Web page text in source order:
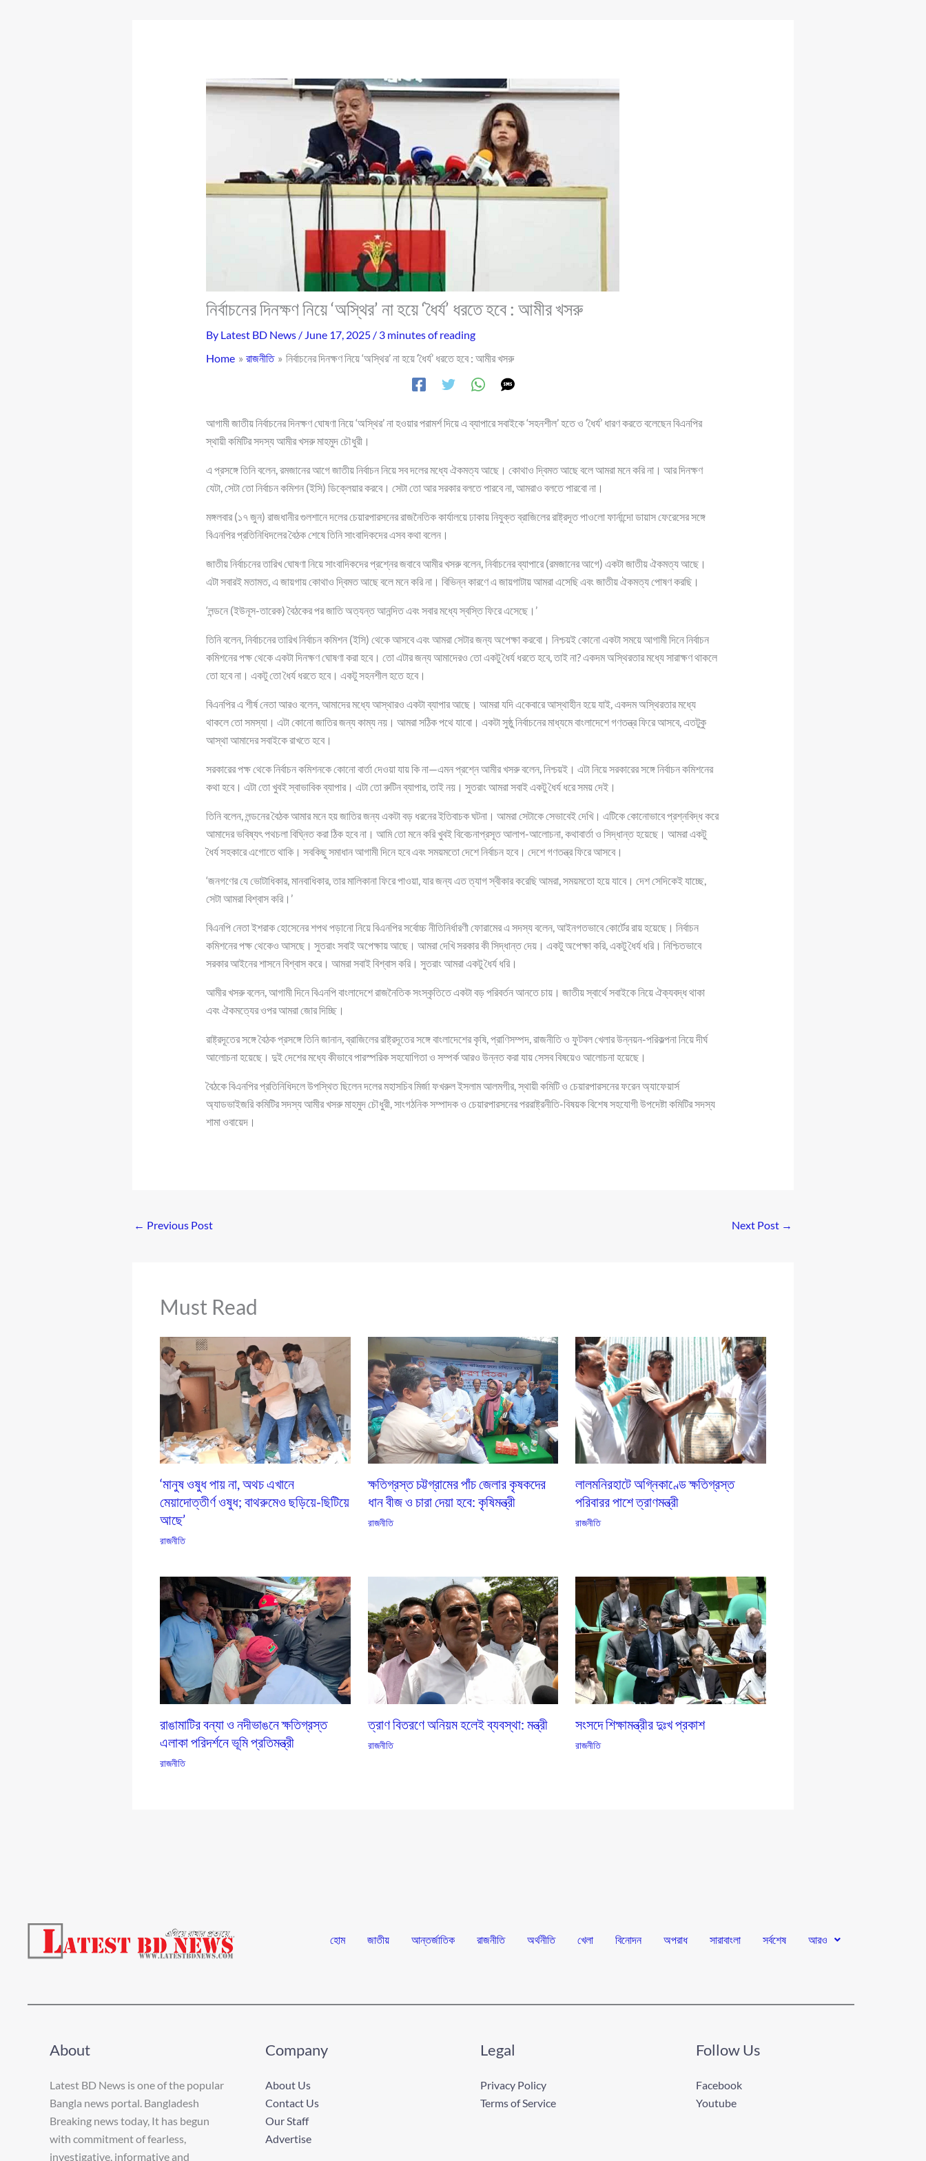
নির্বাচনের দিনক্ষণ নিয়ে ‘অস্থির’ না হয়ে ‘ধৈর্য’ ধরতে হবে : আমীর খসরু
By Latest BD News / June 17, 2025 / 3 minutes of reading
Home
রাজনীতি নির্বাচনের দিনক্ষণ নিয়ে ‘অস্থির’ না হয়ে ‘ধৈর্য’ ধরতে হবে : আমীর খসরু
আগামী জাতীয় নির্বাচনের দিনক্ষণ ঘোষণা নিয়ে ‘অস্থির’ না হওয়ার পরামর্শ দিয়ে এ ব্যাপারে সবাইকে ‘সহনশীল’ হতে ও ‘ধৈর্য’ ধারণ করতে বলেছেন বিএনপির
স্থায়ী কমিটির সদস্য আমীর খসরু মাহমুদ চৌধুরী।
এ প্রসঙ্গে তিনি বলেন, রমজানের আগে জাতীয় নির্বাচন নিয়ে সব দলের মধ্যে ঐকমত্য আছে। কোথাও দ্বিমত আছে বলে আমরা মনে করি না। আর দিনক্ষণ
যেটা, সেটা তো নির্বাচন কমিশন (ইসি) ডিক্লেয়ার করবে। সেটা তো আর সরকার বলতে পারবে না, আমরাও বলতে পারবো না।
মঙ্গলবার (১৭ জুন) রাজধানীর গুলশানে দলের চেয়ারপারসনের রাজনৈতিক কার্যালয়ে ঢাকায় নিযুক্ত ব্রাজিলের রাষ্ট্রদূত পাওলো ফার্নান্দো ডায়াস ফেরেসের সঙ্গে
বিএনপির প্রতিনিধিদলের বৈঠক শেষে তিনি সাংবাদিকদের এসব কথা বলেন।
জাতীয় নির্বাচনের তারিখ ঘোষণা নিয়ে সাংবাদিকদের প্রশ্নের জবাবে আমীর খসরু বলেন, নির্বাচনের ব্যাপারে (রমজানের আগে) একটা জাতীয় ঐকমত্য আছে।
এটা সবারই মতামত, এ জায়গায় কোথাও দ্বিমত আছে বলে মনে করি না। বিভিন্ন কারণে এ জায়গাটায় আমরা এসেছি এবং জাতীয় ঐকমত্য পোষণ করছি।
‘লন্ডনে (ইউনূস-তারেক) বৈঠকের পর জাতি অত্যন্ত আনন্দিত এবং সবার মধ্যে স্বস্তি ফিরে এসেছে।’
তিনি বলেন, নির্বাচনের তারিখ নির্বাচন কমিশন (ইসি) থেকে আসবে এবং আমরা সেটার জন্য অপেক্ষা করবো। নিশ্চয়ই কোনো একটা সময়ে আগামী দিনে নির্বাচন
কমিশনের পক্ষ থেকে একটা দিনক্ষণ ঘোষণা করা হবে। তো এটার জন্য আমাদেরও তো একটু ধৈর্য ধরতে হবে, তাই না? একদম অস্থিরতার মধ্যে সারাক্ষণ থাকলে
তো হবে না। একটু তো ধৈর্য ধরতে হবে। একটু সহনশীল হতে হবে।
বিএনপির এ শীর্ষ নেতা আরও বলেন, আমাদের মধ্যে আস্থারও একটা ব্যাপার আছে। আমরা যদি একেবারে আস্থাহীন হয়ে যাই, একদম অস্থিরতার মধ্যে
থাকলে তো সমস্যা। এটা কোনো জাতির জন্য কাম্য নয়। আমরা সঠিক পথে যাবো। একটা সুষ্ঠু নির্বাচনের মাধ্যমে বাংলাদেশে গণতন্ত্র ফিরে আসবে, এতটুকু
আস্থা আমাদের সবাইকে রাখতে হবে।
সরকারের পক্ষ থেকে নির্বাচন কমিশনকে কোনো বার্তা দেওয়া যায় কি না—এমন প্রশ্নে আমীর খসরু বলেন, নিশ্চয়ই। এটা নিয়ে সরকারের সঙ্গে নির্বাচন কমিশনের
কথা হবে। এটা তো খুবই স্বাভাবিক ব্যাপার। এটা তো রুটিন ব্যাপার, তাই নয়। সুতরাং আমরা সবাই একটু ধৈর্য ধরে সময় দেই।
তিনি বলেন, লন্ডনের বৈঠক আমার মনে হয় জাতির জন্য একটা বড় ধরনের ইতিবাচক ঘটনা। আমরা সেটাকে সেভাবেই দেখি। এটিকে কোনোভাবে প্রশ্নবিদ্ধ করে
আমাদের ভবিষ্যৎ পথচলা বিঘ্নিত করা ঠিক হবে না। আমি তো মনে করি খুবই বিবেচনাপ্রসূত আলাপ-আলোচনা, কথাবার্তা ও সিদ্ধান্ত হয়েছে। আমরা একটু
ধৈর্য সহকারে এগোতে থাকি। সবকিছু সমাধান আগামী দিনে হবে এবং সময়মতো দেশে নির্বাচন হবে। দেশে গণতন্ত্র ফিরে আসবে।
‘জনগণের যে ভোটাধিকার, মানবাধিকার, তার মালিকানা ফিরে পাওয়া, যার জন্য এত ত্যাগ স্বীকার করেছি আমরা, সময়মতো হয়ে যাবে। দেশ সেদিকেই যাচ্ছে,
সেটা আমরা বিশ্বাস করি।’
বিএনপি নেতা ইশরাক হোসেনের শপথ পড়ানো নিয়ে বিএনপির সর্বোচ্চ নীতিনির্ধারণী ফোরামের এ সদস্য বলেন, আইনগতভাবে কোর্টের রায় হয়েছে। নির্বাচন
কমিশনের পক্ষ থেকেও আসছে। সুতরাং সবাই অপেক্ষায় আছে। আমরা দেখি সরকার কী সিদ্ধান্ত দেয়। একটু অপেক্ষা করি, একটু ধৈর্য ধরি। নিশ্চিতভাবে
সরকার আইনের শাসনে বিশ্বাস করে। আমরা সবাই বিশ্বাস করি। সুতরাং আমরা একটু ধৈর্য ধরি।
আমীর খসরু বলেন, আগামী দিনে বিএনপি বাংলাদেশে রাজনৈতিক সংস্কৃতিতে একটা বড় পরিবর্তন আনতে চায়। জাতীয় স্বার্থে সবাইকে নিয়ে ঐক্যবদ্ধ থাকা
এবং ঐকমত্যের ওপর আমরা জোর দিচ্ছি।
রাষ্ট্রদূতের সঙ্গে বৈঠক প্রসঙ্গে তিনি জানান, ব্রাজিলের রাষ্ট্রদূতের সঙ্গে বাংলাদেশের কৃষি, প্রাণিসম্পদ, রাজনীতি ও ফুটবল খেলার উন্নয়ন-পরিকল্পনা নিয়ে দীর্ঘ
আলোচনা হয়েছে। দুই দেশের মধ্যে কীভাবে পারস্পরিক সহযোগিতা ও সম্পর্ক আরও উন্নত করা যায় সেসব বিষয়েও আলোচনা হয়েছে।
বৈঠকে বিএনপির প্রতিনিধিদলে উপস্থিত ছিলেন দলের মহাসচিব মির্জা ফখরুল ইসলাম আলমগীর, স্থায়ী কমিটি ও চেয়ারপারসনের ফরেন অ্যাফেয়ার্স
অ্যাডভাইজরি কমিটির সদস্য আমীর খসরু মাহমুদ চৌধুরী, সাংগঠনিক সম্পাদক ও চেয়ারপারসনের পররাষ্ট্রনীতি-বিষয়ক বিশেষ সহযোগী উপদেষ্টা কমিটির সদস্য
শামা ওবায়েদ।
← Previous Post Next Post →
Must Read
‘মানুষ ওষুধ পায় না, অথচ এখানে
মেয়াদোত্তীর্ণ ওষুধ; বাথরুমেও ছড়িয়ে-ছিটিয়ে
আছে’
রাজনীতি
ক্ষতিগ্রস্ত চট্টগ্রামের পাঁচ জেলার কৃষকদের
ধান বীজ ও চারা দেয়া হবে: কৃষিমন্ত্রী
রাজনীতি
লালমনিরহাটে অগ্নিকাণ্ডে ক্ষতিগ্রস্ত
পরিবারর পাশে ত্রাণমন্ত্রী
রাজনীতি
রাঙামাটির বন্যা ও নদীভাঙনে ক্ষতিগ্রস্ত
এলাকা পরিদর্শনে ভূমি প্রতিমন্ত্রী
রাজনীতি
ত্রাণ বিতরণে অনিয়ম হলেই ব্যবস্থা: মন্ত্রী
রাজনীতি
সংসদে শিক্ষামন্ত্রীর দুঃখ প্রকাশ
রাজনীতি
হোম জাতীয় আন্তর্জাতিক রাজনীতি অর্থনীতি খেলা বিনোদন অপরাধ সারাবাংলা সর্বশেষ আরও
About
Latest BD News is one of the popular
Bangla news portal. Bangladesh
Breaking news today, It has begun
with commitment of fearless,
investigative, informative and
Company
About Us
Contact Us
Our Staff
Advertise
Legal
Privacy Policy
Terms of Service
Follow Us
Facebook
Youtube